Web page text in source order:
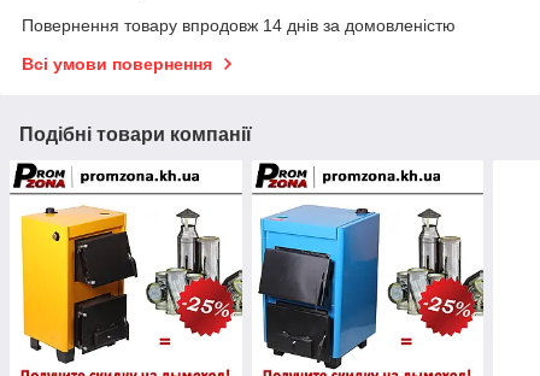
Повернення товару впродовж 14 днів за домовленістю
Всі умови повернення
Подібні товари компанії